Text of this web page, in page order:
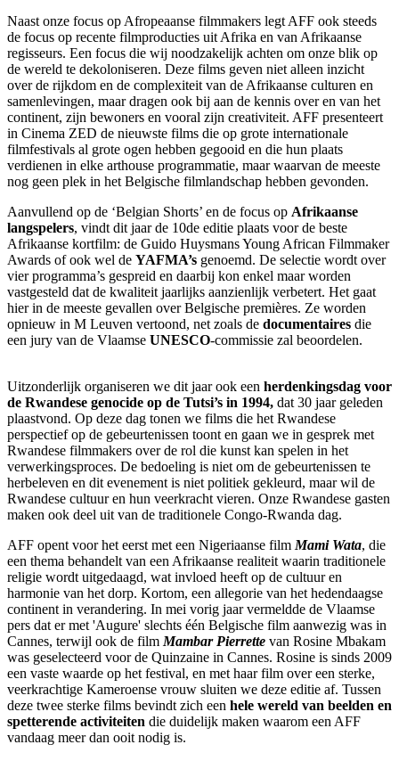
Naast onze focus op Afropeaanse filmmakers legt AFF ook steeds
de focus op recente filmproducties uit Afrika en van Afrikaanse
regisseurs. Een focus die wij noodzakelijk achten om onze blik op
de wereld te dekoloniseren. Deze films geven niet alleen inzicht
over de rijkdom en de complexiteit van de Afrikaanse culturen en
samenlevingen, maar dragen ook bij aan de kennis over en van het
continent, zijn bewoners en vooral zijn creativiteit. AFF presenteert
in Cinema ZED de nieuwste films die op grote internationale
filmfestivals al grote ogen hebben gegooid en die hun plaats
verdienen in elke arthouse programmatie, maar waarvan de meeste
nog geen plek in het Belgische filmlandschap hebben gevonden.
Aanvullend op de ‘Belgian Shorts’ en de focus op Afrikaanse
langspelers, vindt dit jaar de 10de editie plaats voor de beste
Afrikaanse kortfilm: de Guido Huysmans Young African Filmmaker
Awards of ook wel de YAFMA’s genoemd. De selectie wordt over
vier programma’s gespreid en daarbij kon enkel maar worden
vastgesteld dat de kwaliteit jaarlijks aanzienlijk verbetert. Het gaat
hier in de meeste gevallen over Belgische premières. Ze worden
opnieuw in M Leuven vertoond, net zoals de documentaires die
een jury van de Vlaamse UNESCO-commissie zal beoordelen.
Uitzonderlijk organiseren we dit jaar ook een herdenkingsdag voor
de Rwandese genocide op de Tutsi’s in 1994, dat 30 jaar geleden
plaastvond. Op deze dag tonen we films die het Rwandese
perspectief op de gebeurtenissen toont en gaan we in gesprek met
Rwandese filmmakers over de rol die kunst kan spelen in het
verwerkingsproces. De bedoeling is niet om de gebeurtenissen te
herbeleven en dit evenement is niet politiek gekleurd, maar wil de
Rwandese cultuur en hun veerkracht vieren. Onze Rwandese gasten
maken ook deel uit van de traditionele Congo-Rwanda dag.
AFF opent voor het eerst met een Nigeriaanse filmMami Wata, die
een thema behandelt van een Afrikaanse realiteit waarin traditionele
religie wordt uitgedaagd, wat invloed heeft op de cultuur en
harmonie van het dorp. Kortom, een allegorie van het hedendaagse
continent in verandering. In mei vorig jaar vermeldde de Vlaamse
pers dat er met 'Augure' slechts één Belgische film aanwezig was in
Cannes, terwijl ook de filmMambar Pierrette van Rosine Mbakam
was geselecteerd voor de Quinzaine in Cannes. Rosine is sinds 2009
een vaste waarde op het festival, en met haar film over een sterke,
veerkrachtige Kameroense vrouw sluiten we deze editie af. Tussen
deze twee sterke films bevindt zich een hele wereld van beelden en
spetterende activiteiten die duidelijk maken waarom een AFF
vandaag meer dan ooit nodig is.